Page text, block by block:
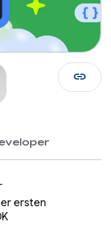
link
ersten